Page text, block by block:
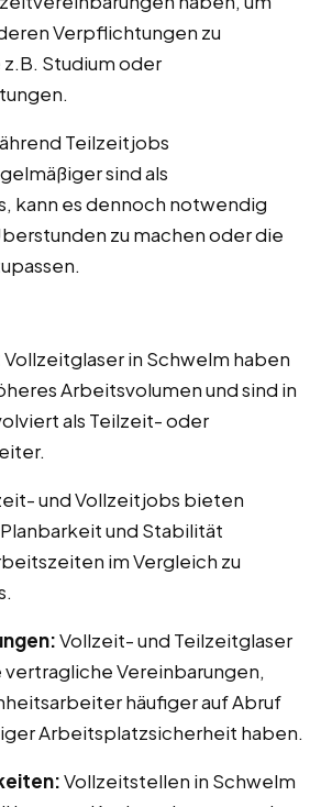
Verpflichtungen zu
Studium oder
Teilzeitjobs
sind als
kann es dennoch notwendig
zu machen oder die
Vollzeitglaser in Schwelm haben
Arbeitsvolumen und sind in
als Teilzeit- oder
und Vollzeitjobs bieten
und Stabilität
im Vergleich zu
Vollzeit- und Teilzeitglaser
Vereinbarungen,
häufiger auf Abruf
Arbeitsplatzsicherheit haben.
Vollzeitstellen in Schwelm